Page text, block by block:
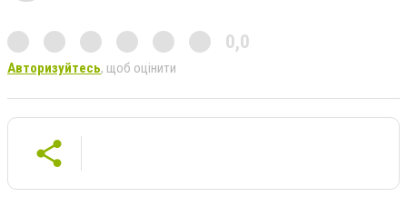
0,0
Авторизуйтесь, щоб оцінити